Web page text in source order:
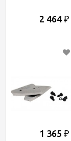
2 464 ₽
1 365 ₽